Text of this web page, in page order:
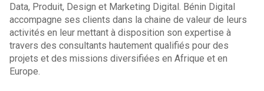
Data, Produit, Design et Marketing Digital. Bénin Digital
accompagne ses clients dans la chaine de valeur de leurs
activités en leur mettant à disposition son expertise à
travers des consultants hautement qualifiés pour des
projets et des missions diversifiées en Afrique et en
Europe.